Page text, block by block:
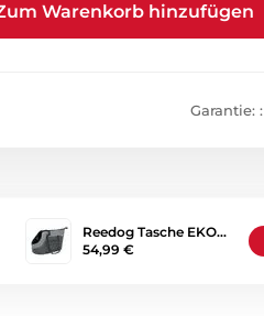
Warenkorb hinzufügen
Garantie: :
Reedog Tasche EKO…
54,99 €